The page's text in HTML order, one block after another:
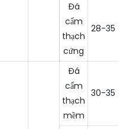
Đá
cẩm
thạch
cứng
28-35
Đá
cẩm
thạch
mềm
30-35